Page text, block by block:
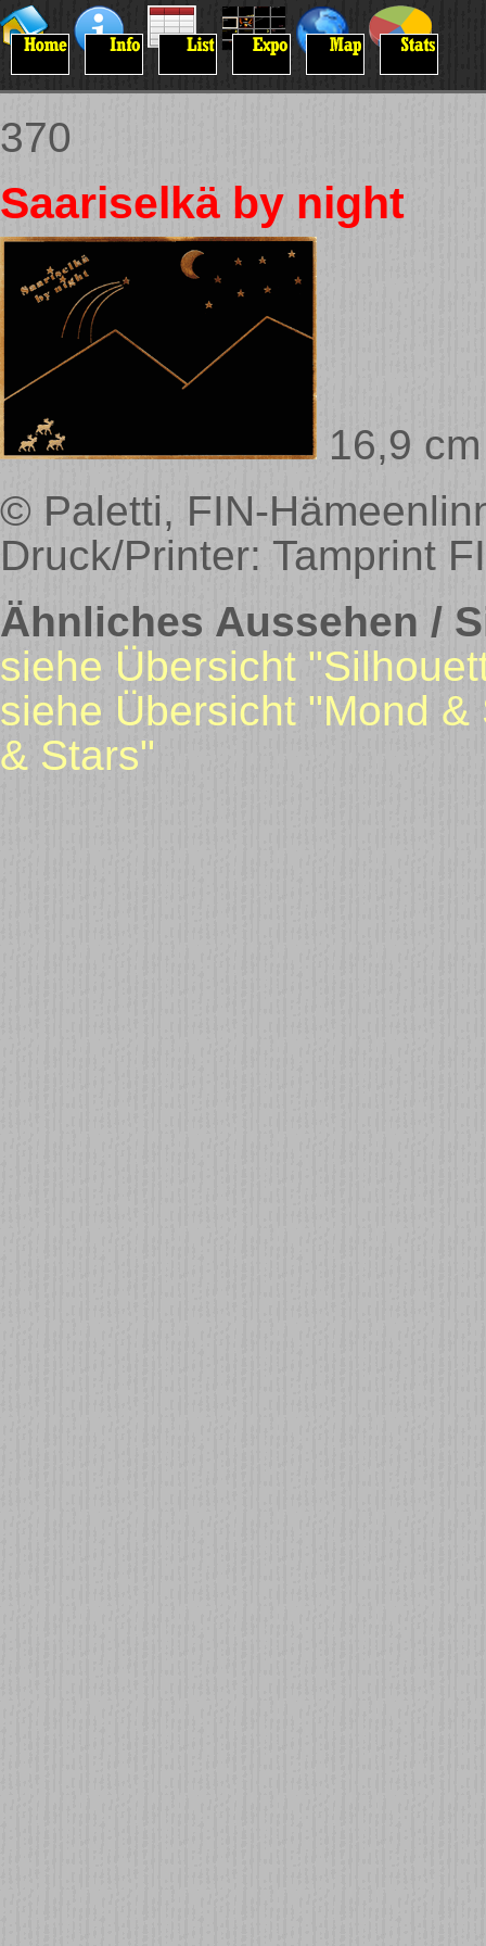
370
Saariselkä by night
16,9
© Paletti, FIN-
Druck/Printer: Tamprint
Ähnliches Aussehen /
siehe Übersicht
siehe Übersicht "Mond
& Stars"